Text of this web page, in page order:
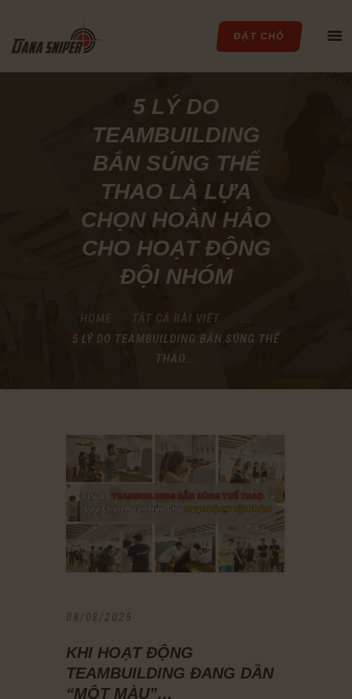
ĐẶT CHỖ
5 LÝ DO
TEAMBUILDING
BẮN SÚNG THỂ
THAO LÀ LỰA
CHỌN HOÀN HẢO
CHO HOẠT ĐỘNG
ĐỘI NHÓM
HOME TẤT CẢ BÀI VIẾT
...
5 LÝ DO TEAMBUILDING BẮN SÚNG THỂ
THAO...
TRANG CHỦ
GIỚI THIỆU
DỊCH VỤ
BẢNG GIÁ
SỰ KIỆN
TIN TỨC
THƯ VIỆN
LIÊN HỆ
08/08/2025
KHI HOẠT ĐỘNG
TEAMBUILDING ĐANG DẦN
“MỘT MÀU”…